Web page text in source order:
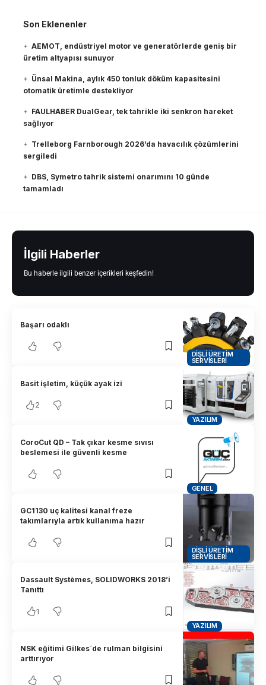
Son Eklenenler
AEMOT, endüstriyel motor ve generatörlerde geniş bir
üretim altyapısı sunuyor
Ünsal Makina, aylık 450 tonluk döküm kapasitesini
otomatik üretimle destekliyor
FAULHABER DualGear, tek tahrikle iki senkron hareket
sağlıyor
Trelleborg Farnborough 2026’da havacılık çözümlerini
sergiledi
DBS, Symetro tahrik sistemi onarımını 10 günde
tamamladı
İlgili Haberler
Bu haberle ilgili benzer içerikleri keşfedin!
DIŞLI ÜRETIM
SERVISLERI
Başarı odaklı
YAZILIM
Basit işletim, küçük ayak izi
2
GENEL
CoroCut QD – Tak çıkar kesme sıvısı
beslemesi ile güvenli kesme
DIŞLI ÜRETIM
SERVISLERI
GC1130 uç kalitesi kanal freze
takımlarıyla artık kullanıma hazır
YAZILIM
Dassault Systèmes, SOLIDWORKS 2018’i
Tanıttı
1
NSK eğitimi Gilkes´de rulman bilgisini
arttırıyor